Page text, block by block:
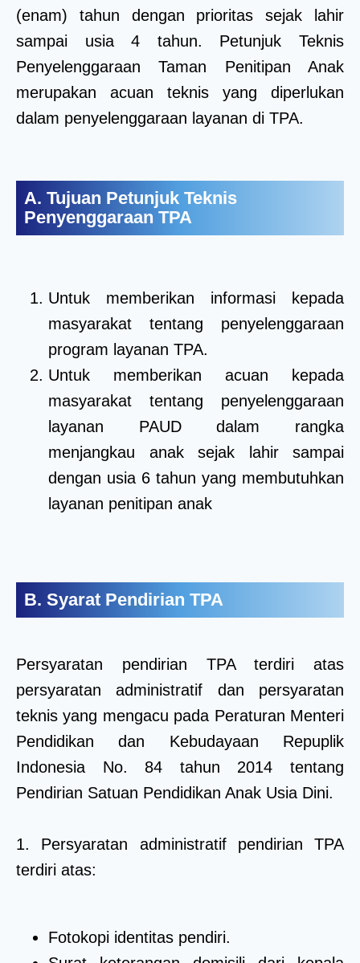
(enam) tahun dengan prioritas sejak lahir
sampai usia 4 tahun. Petunjuk Teknis
Penyelenggaraan Taman Penitipan Anak
merupakan acuan teknis yang diperlukan
dalam penyelenggaraan layanan di TPA.
A. Tujuan Petunjuk Teknis
Penyenggaraan TPA
Untuk memberikan informasi kepada
masyarakat tentang penyelenggaraan
program layanan TPA.
Untuk memberikan acuan kepada
masyarakat tentang penyelenggaraan
layanan PAUD dalam rangka
menjangkau anak sejak lahir sampai
dengan usia 6 tahun yang membutuhkan
layanan penitipan anak
B. Syarat Pendirian TPA
Persyaratan pendirian TPA terdiri atas
persyaratan administratif dan persyaratan
teknis yang mengacu pada Peraturan Menteri
Pendidikan dan Kebudayaan Repuplik
Indonesia No. 84 tahun 2014 tentang
Pendirian Satuan Pendidikan Anak Usia Dini.
1. Persyaratan administratif pendirian TPA
terdiri atas:
Fotokopi identitas pendiri.